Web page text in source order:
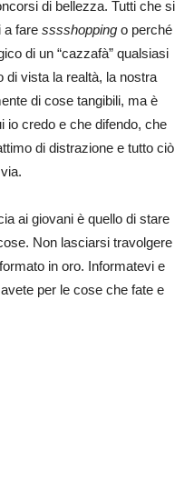
di bellezza. Tutti che si
a fare sssshopping o perché
di un “cazzafà” qualsiasi
vista la realtà, la nostra
di cose tangibili, ma è
io credo e che difendo, che
di distrazione e tutto ciò
ai giovani è quello di stare
Non lasciarsi travolgere
in oro. Informatevi e
per le cose che fate e